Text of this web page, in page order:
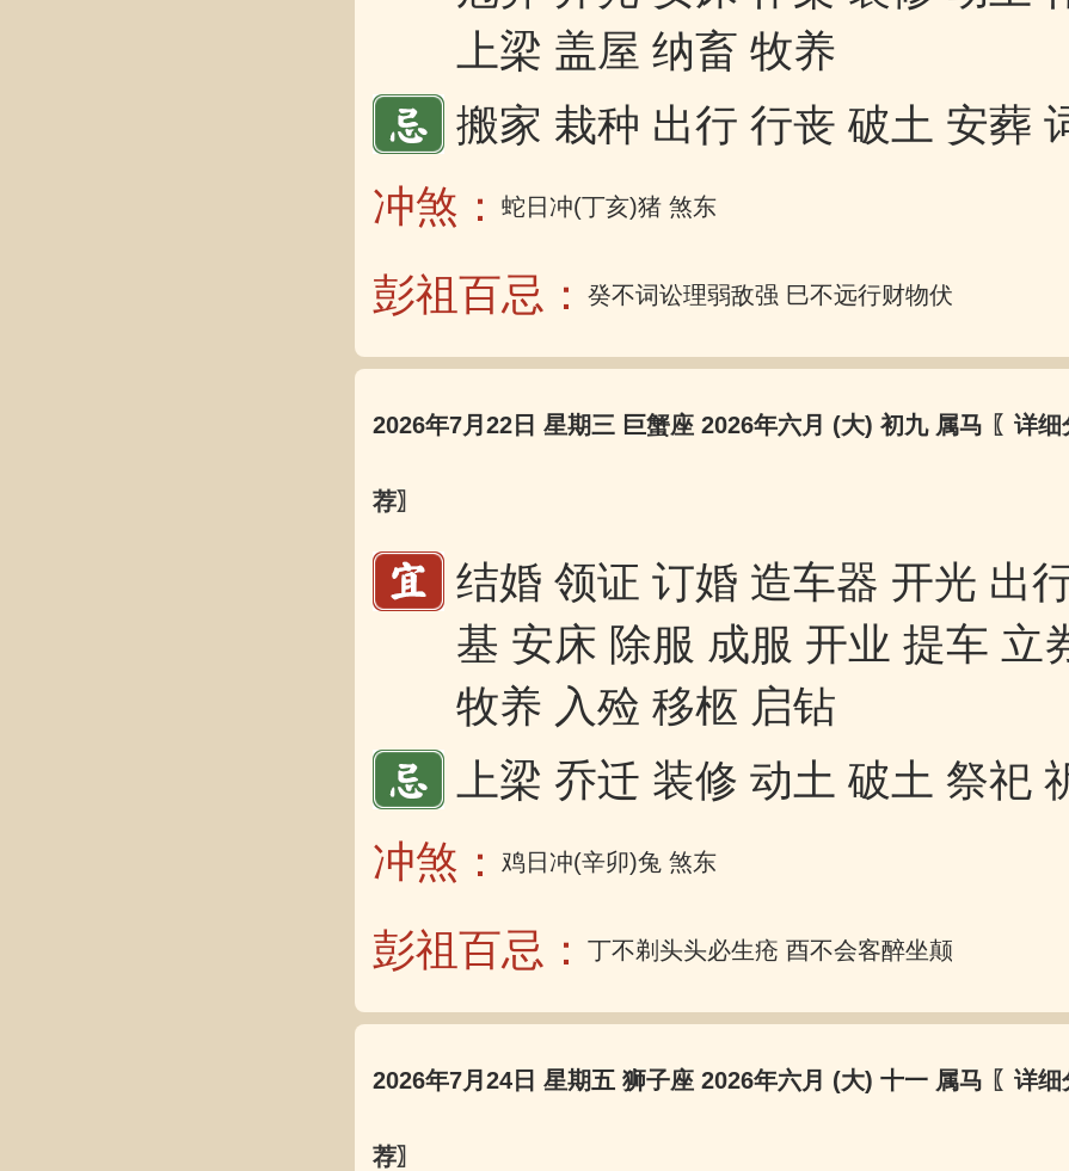
上梁 盖屋 纳畜 牧养
搬家 栽种 出行 行丧 破土 安葬
冲煞：
蛇日冲(丁亥)猪 煞东
彭祖百忌： 癸不词讼理弱敌强 巳不远行财物伏藏
2026年7月22日 星期三 巨蟹座 2026年六月 (大) 初九 属马 〖详
荐〗
结婚 领证 订婚 造车器 开光 出
基 安床 除服 成服 开业 提车 立
牧养 入殓 移柩 启钻
上梁 乔迁 装修 动土 破土 祭祀
冲煞：
鸡日冲(辛卯)兔 煞东
彭祖百忌： 丁不剃头头必生疮 酉不会客醉坐颠狂
2026年7月24日 星期五 狮子座 2026年六月 (大) 十一 属马 〖详
荐〗